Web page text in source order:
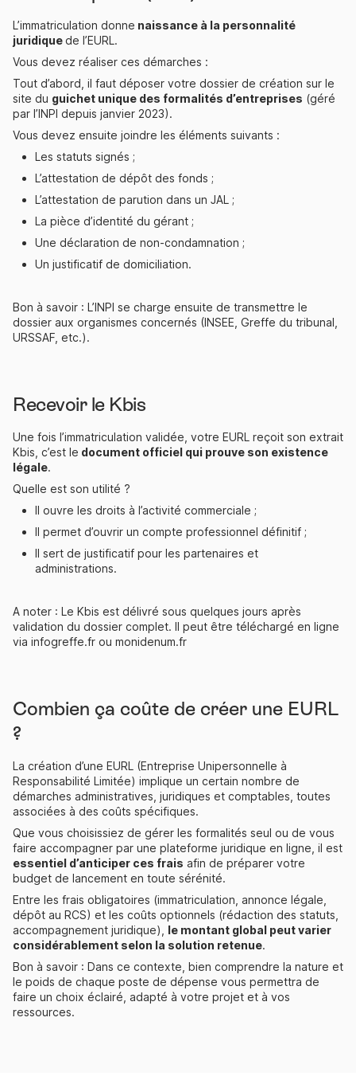
L’immatriculation donne naissance à la personnalité
juridiquede l’EURL.
Vous devez réaliser ces démarches :
Tout d’abord, il faut déposer votre dossier de création sur le
site du guichet unique des formalités d’entreprises (géré
par l’INPI depuis janvier 2023).
Vous devez ensuite joindre les éléments suivants :
Les statuts signés ;
L’attestation de dépôt des fonds ;
L’attestation de parution dans un JAL ;
La pièce d’identité du gérant ;
Une déclaration de non-condamnation ;
Un justificatif de domiciliation.
Bon à savoir : L’INPI se charge ensuite de transmettre le
dossier aux organismes concernés (INSEE, Greffe du tribunal,
URSSAF, etc.).
Recevoir le Kbis
Une fois l’immatriculation validée, votre EURL reçoit son extrait
Kbis, c’est le document officiel qui prouve son existence
légale.
Quelle est son utilité ?
Il ouvre les droits à l’activité commerciale ;
Il permet d’ouvrir un compte professionnel définitif ;
Il sert de justificatif pour les partenaires et
administrations.
A noter : Le Kbis est délivré sous quelques jours après
validation du dossier complet. Il peut être téléchargé en ligne
via infogreffe.fr ou monidenum.fr
Combien ça coûte de créer une EURL
?
La création d’une EURL (Entreprise Unipersonnelle à
Responsabilité Limitée) implique un certain nombre de
démarches administratives, juridiques et comptables, toutes
associées à des coûts spécifiques.
Que vous choisissiez de gérer les formalités seul ou de vous
faire accompagner par une plateforme juridique en ligne, il est
essentiel d’anticiper ces frais afin de préparer votre
budget de lancement en toute sérénité.
Entre les frais obligatoires (immatriculation, annonce légale,
dépôt au RCS) et les coûts optionnels (rédaction des statuts,
accompagnement juridique), le montant global peut varier
considérablement selon la solution retenue.
Bon à savoir : Dans ce contexte, bien comprendre la nature et
le poids de chaque poste de dépense vous permettra de
faire un choix éclairé, adapté à votre projet et à vos
ressources.